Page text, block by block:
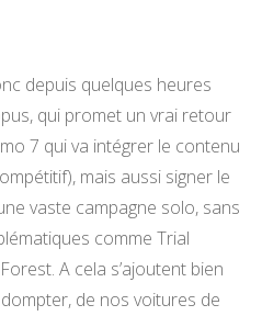
depuis quelques heures
qui promet un vrai retour
7 qui va intégrer le contenu
mais aussi signer le
vaste campagne solo, sans
comme Trial
A cela s’ajoutent bien
de nos voitures de